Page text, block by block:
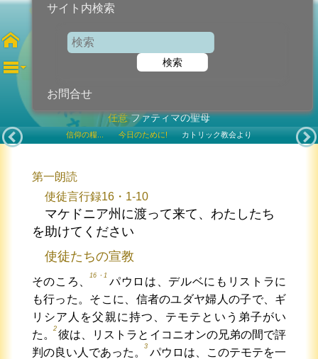
サイト内検索
検索
お問合せ
第5土曜日
任意ファティマの聖母
信仰の糧... 今日のために! カトリック教会より
第一朗読
使徒言行録16・1-10
マケドニア州に渡って来て、わたしたち
を助けてください
使徒たちの宣教
そのころ、
16・1
パウロは、デルベにもリストラに
も行った。そこに、信者のユダヤ婦人の子で、ギ
リシア人を父親に持つ、テモテという弟子がい
た。
2
彼は、リストラとイコニオンの兄弟の間で評
判の良い人であった。
3
パウロは、このテモテを一